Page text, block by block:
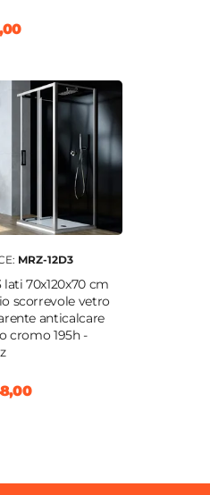
MRZ-12D3
lati 70x120x70 cm
scorrevole vetro
anticalcare
cromo 195h -